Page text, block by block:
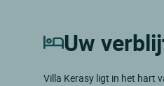
Uw
Villa Kerasy ligt in het hart